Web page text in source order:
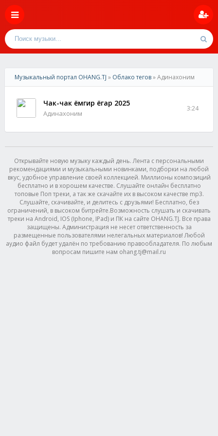
Музыкальный портал OHANG.TJ » Облако тегов» Адинахоним
Чак-чак ёмгир ёгар 2025
Адинахоним
3:24
Открывайте новую музыку каждый день. Лента с персональными
рекомендациями и музыкальными новинками, подборки на любой
вкус, удобное управление своей коллекцией. Миллионы композиций
бесплатно и в хорошем качестве. Слушайте онлайн бесплатно
топовые Поп треки, а так же скачайте их в высоком качестве mp3.
Слушайте, скачивайте, и делитесь с друзьями! Бесплатно, без
ограничений, в высоком битрейте.Возможность слушать и скачивать
треки на Android, IOS (Iphone, IPad) и ПК на сайте OHANG.TJ. Все права
защищены. Администрация не несет ответственность за
размещенные пользователями нелегальных материалов! Любой
аудио файл будет удалён по требованию правообладателя. По любым
вопросам пишите нам ohang.tj@mail.ru